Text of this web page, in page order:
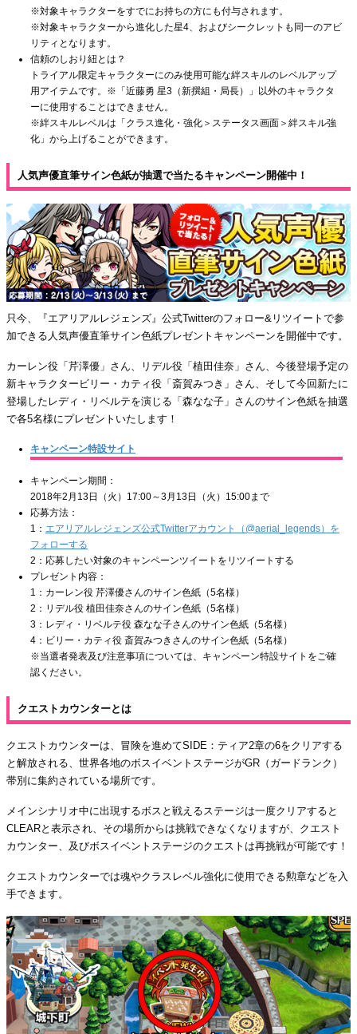
※対象キャラクターをすでにお持ちの方にも付与されます。
※対象キャラクターから進化した星4、およびシークレットも同一のアビ
リティとなります。
信頼のしおり紐とは？
トライアル限定キャラクターにのみ使用可能な絆スキルのレベルアップ
用アイテムです。※「近藤勇 星3（新撰組・局長）」以外のキャラクタ
ーに使用することはできません。
※絆スキルレベルは「クラス進化・強化＞ステータス画面＞絆スキル強
化」から上げることができます。
人気声優直筆サイン色紙が抽選で当たるキャンペーン開催中！
只今、『エアリアルレジェンズ』公式Twitterのフォロー&リツイートで参
加できる人気声優直筆サイン色紙プレゼントキャンペーンを開催中です。
カーレン役「芹澤優」さん、リデル役「植田佳奈」さん、今後登場予定の
新キャラクタービリー・カティ役「斎賀みつき」さん、そして今回新たに
登場したレディ・リベルテを演じる「森なな子」さんのサイン色紙を抽選
で各5名様にプレゼントいたします！
キャンペーン特設サイト
キャンペーン期間：
2018年2月13日（火）17:00～3月13日（火）15:00まで
応募方法：
1： エアリアルレジェンズ公式Twitterアカウント（@aerial_legends）を
フォローする
2：応募したい対象のキャンペーンツイートをリツイートする
プレゼント内容：
1：カーレン役 芹澤優さんのサイン色紙（5名様）
2：リデル役 植田佳奈さんのサイン色紙（5名様）
3：レディ・リベルテ役 森なな子さんのサイン色紙（5名様）
4：ビリー・カティ役 斎賀みつきさんのサイン色紙（5名様）
※当選者発表及び注意事項については、キャンペーン特設サイトをご確
認ください。
クエストカウンターとは
クエストカウンターは、冒険を進めてSIDE：ティア2章の6をクリアする
と解放される、世界各地のボスイベントステージがGR（ガードランク）
帯別に集約されている場所です。
メインシナリオ中に出現するボスと戦えるステージは一度クリアすると
CLEARと表示され、その場所からは挑戦できなくなりますが、クエスト
カウンター、及びボスイベントステージのクエストは再挑戦が可能です！
クエストカウンターでは魂やクラスレベル強化に使用できる勲章などを入
手できます。